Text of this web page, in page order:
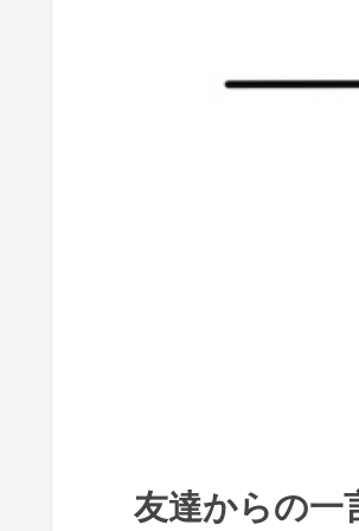
友達からの一